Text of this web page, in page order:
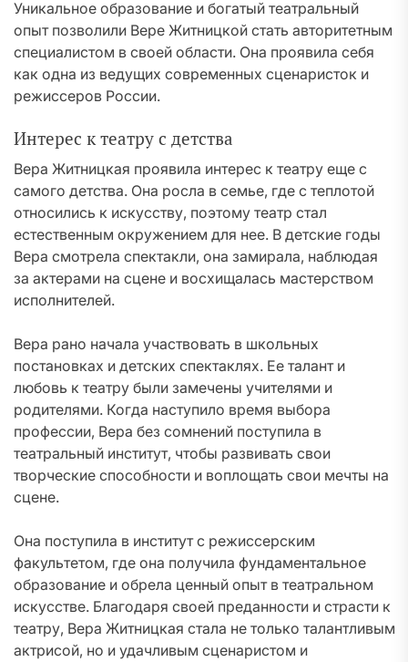
Уникальное образование и богатый театральный
опыт позволили Вере Житницкой стать авторитетным
специалистом в своей области. Она проявила себя
как одна из ведущих современных сценаристок и
режиссеров России.
Интерес к театру с детства
Вера Житницкая проявила интерес к театру еще с
самого детства. Она росла в семье, где с теплотой
относились к искусству, поэтому театр стал
естественным окружением для нее. В детские годы
Вера смотрела спектакли, она замирала, наблюдая
за актерами на сцене и восхищалась мастерством
исполнителей.
Вера рано начала участвовать в школьных
постановках и детских спектаклях. Ее талант и
любовь к театру были замечены учителями и
родителями. Когда наступило время выбора
профессии, Вера без сомнений поступила в
театральный институт, чтобы развивать свои
творческие способности и воплощать свои мечты на
сцене.
Она поступила в институт с режиссерским
факультетом, где она получила фундаментальное
образование и обрела ценный опыт в театральном
искусстве. Благодаря своей преданности и страсти к
театру, Вера Житницкая стала не только талантливым
актрисой, но и удачливым сценаристом и